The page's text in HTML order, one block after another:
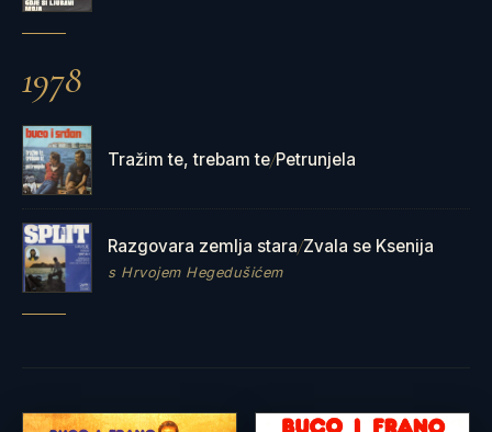
1978
Tražim te, trebam te/Petrunjela
Razgovara zemlja stara/Zvala se Ksenija
s Hrvojem Hegedušićem